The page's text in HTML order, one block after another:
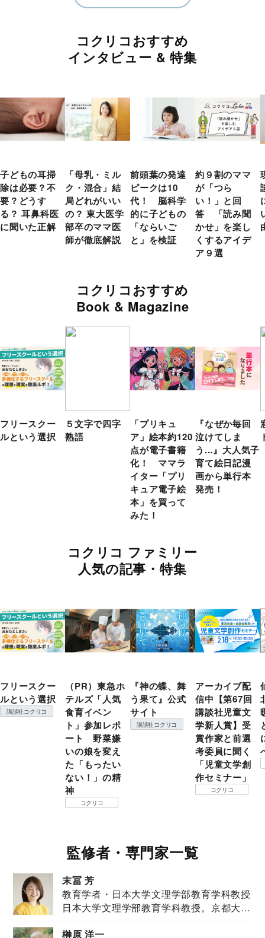
コクリコおすすめ
インタビュー & 特集
子どもの耳掃
除は必要？不
要？どうす
る？ 耳鼻科医
に聞いた正解
「母乳・ミル
ク・混合」結
局どれがいい
の？ 東大医学
部卒のママ医
師が徹底解説
前頭葉の発達
ピークは10
代！ 脳科学
的に子どもの
「ならいご
と」を検証
約９割のママ
が「つら
い！」と回
答 「読み聞
かせ」を楽し
くするアイデ
ア９選
コクリコおすすめ
Book & Magazine
フリースクー
ルという選択
５文字で四字
熟語
「プリキュ
ア」絵本約120
点が電子書籍
化！ ママラ
イター「プリ
キュア電子絵
本」を買って
みた！
『なぜか毎回
泣けてしま
う...』大人気子
育て絵日記漫
画から単行本
発売！
コクリコ ファミリー
人気の記事・特集
フリースクー
ルという選択
講談社コクリコ
（PR）東急ホ
テルズ「人気
食育イベン
ト」参加レポ
ート 野菜嫌
いの娘を変え
た「もったい
ない！」の精
神
コクリコ
『神の蝶、舞
う果て』公式
サイト
講談社コクリコ
アーカイブ配
信中【第67回
講談社児童文
学新人賞】受
賞作家と前選
考委員に聞く
「児童文学創
作セミナー」
コクリコ
監修者・専門家一覧
末冨 芳
教育学者・日本大学文理学部教育学科教授
日本大学文理学部教育学科教授。京都大学
榊原 洋一